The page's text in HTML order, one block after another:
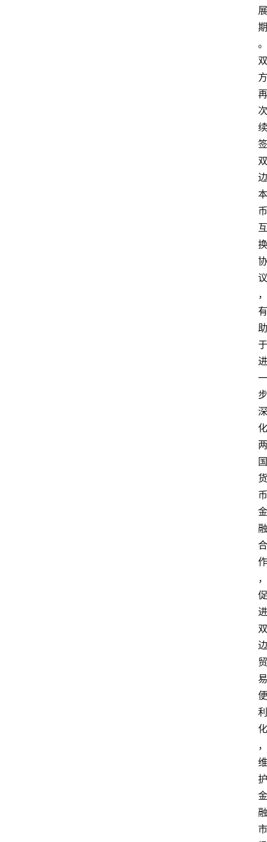
展
期
。
双
方
再
次
续
签
双
边
本
币
互
换
协
议
，
有
助
于
进
一
步
深
化
两
国
货
币
金
融
合
作
，
促
进
双
边
贸
易
便
利
化
，
维
护
金
融
市